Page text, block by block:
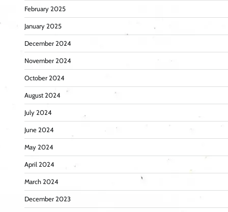
February 2025
January 2025
December 2024
November 2024
October 2024
August 2024
July 2024
June 2024
May 2024
April 2024
March 2024
December 2023